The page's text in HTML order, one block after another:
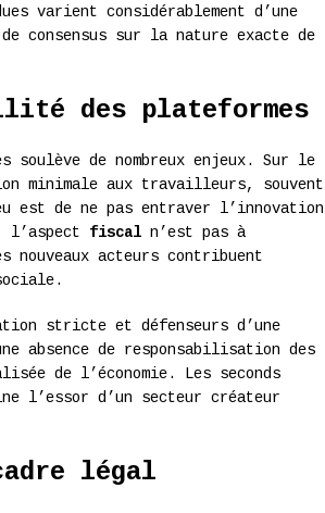
varient considérablement d’une
consensus sur la nature exacte de
des plateformes
soulève de nombreux enjeux. Sur le
minimale aux travailleurs, souvent
est de ne pas entraver l’innovation
l’aspect fiscal n’est pas à
nouveaux acteurs contribuent
stricte et défenseurs d’une
absence de responsabilisation des
de l’économie. Les seconds
l’essor d’un secteur créateur
légal